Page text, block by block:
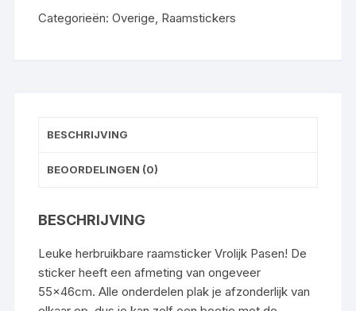
Categorieën:Overige, Raamstickers
BESCHRIJVING
BEOORDELINGEN (0)
BESCHRIJVING
Leuke herbruikbare raamsticker Vrolijk Pasen! De
sticker heeft een afmeting van ongeveer
55x46cm. Alle onderdelen plak je afzonderlijk van